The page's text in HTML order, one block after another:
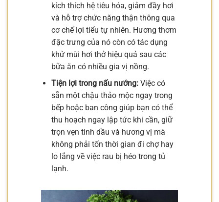
kích thích hệ tiêu hóa, giảm đầy hơi
và hỗ trợ chức năng thận thông qua
cơ chế lợi tiểu tự nhiên. Hương thơm
đặc trưng của nó còn có tác dụng
khử mùi hơi thở hiệu quả sau các
bữa ăn có nhiều gia vị nồng.
Tiện lợi trong nấu nướng:Việc có
sẵn một chậu thảo mộc ngay trong
bếp hoặc ban công giúp bạn có thể
thu hoạch ngay lập tức khi cần, giữ
trọn vẹn tinh dầu và hương vị mà
không phải tốn thời gian đi chợ hay
lo lắng về việc rau bị héo trong tủ
lạnh.